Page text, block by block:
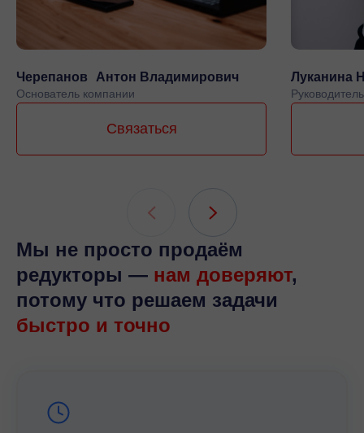
Черепанов Антон Владимирович
Основатель компании
Связаться
Луканина
Мы не просто продаём
редукторы — нам доверяют,
потому что решаем задачи
быстро и точно